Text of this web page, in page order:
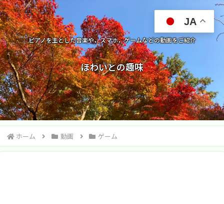
ピアノを主とした音楽や，スマホ，ゲームなどの動画をご紹介
ほわいとの趣味
ホーム 動画 ゲーム
JA